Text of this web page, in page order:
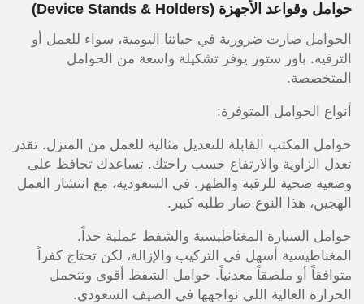
حوامل وقواعد الأجهزة (Device Stands & Holders)
الحوامل صارت ضرورية في حياتنا اليومية، سواء للعمل أو
الترفيه. باور ستور يوفر تشكيلة واسعة من الحوامل
المتخصصة.
أنواع الحوامل المتوفرة:
حوامل المكتب القابلة للتعديل مثالية للعمل من المنزل. تقدر
تعدل الزاوية والارتفاع حسب راحتك. تساعدك تحافظ على
وضعية صحية للرقبة والظهر. في السعودية، مع انتشار العمل
الهجين، هذا النوع صار طلبه كبير.
حوامل السيارة المغناطيسية والشفط عملية جداً.
المغناطيسية أسهل في التركيب والإزالة، لكن تحتاج كفراً
متوافقاً أو ملصقاً معدنياً. حوامل الشفط أقوى وتتحمل
الحرارة العالية اللي نواجهها في الصيف السعودي.